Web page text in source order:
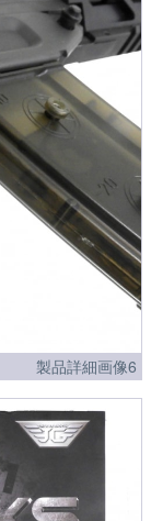
製品詳細画像6